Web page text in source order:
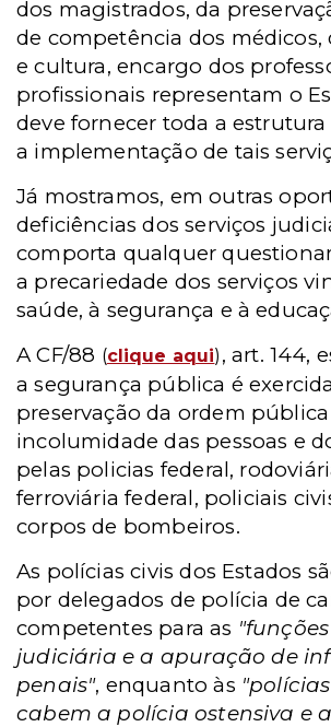
dos magistrados, da
de competência dos médicos,
e cultura, encargo dos
profissionais representam o
deve fornecer toda a
a implementação de tais
Já mostramos, em outras
deficiências dos serviços
comporta qualquer
a precariedade dos serviços
saúde, à segurança e à
A CF/88 (clique aqui) , art. 144,
a segurança pública é
preservação da ordem pública
incolumidade das pessoas e
pelas policias federal,
ferroviária federal, policiais
corpos de bombeiros.
As polícias civis dos Estados
por delegados de polícia de
competentes para as
judiciária e a apuração de
penais", enquanto às
cabem a polícia ostensiva e